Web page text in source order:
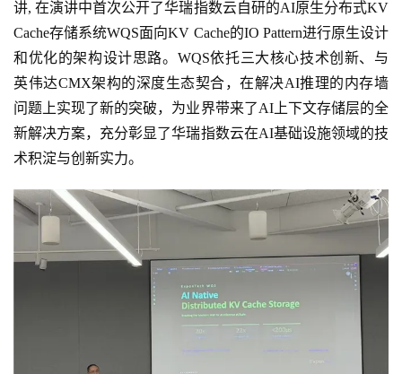
讲, 在演讲中首次公开了华瑞指数云自研的AI原生分布式KV
Cache存储系统WQS面向KV Cache的IO Pattern进行原生设计
和优化的架构设计思路。WQS依托三大核心技术创新、与
英伟达CMX架构的深度生态契合，在解决AI推理的内存墙
问题上实现了新的突破，为业界带来了AI上下文存储层的全
新解决方案，充分彰显了华瑞指数云在AI基础设施领域的技
术积淀与创新实力。